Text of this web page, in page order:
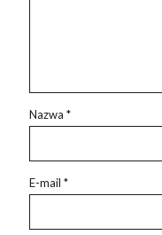
Nazwa *
E-mail *